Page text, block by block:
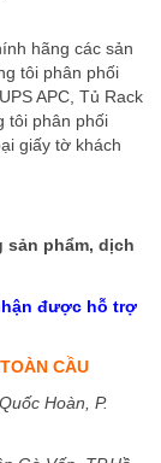
hãng các sản
tôi phân phối
APC, Tủ Rack
tôi phân phối
giấy tờ khách
sản phẩm, dịch
được hỗ trợ
CẦU
Hoàn, P.